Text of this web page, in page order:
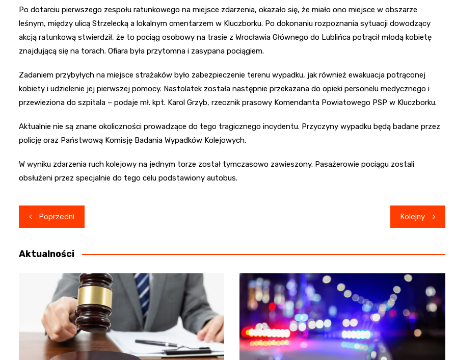
Po dotarciu pierwszego zespołu ratunkowego na miejsce zdarzenia, okazało się, że miało ono miejsce w obszarze
leśnym, między ulicą Strzelecką a lokalnym cmentarzem w Kluczborku. Po dokonaniu rozpoznania sytuacji dowodzący
akcją ratunkową stwierdził, że to pociąg osobowy na trasie z Wrocławia Głównego do Lublińca potrącił młodą kobietę
znajdującą się na torach. Ofiara była przytomna i zasypana pociągiem.
Zadaniem przybyłych na miejsce strażaków było zabezpieczenie terenu wypadku, jak również ewakuacja potrąconej
kobiety i udzielenie jej pierwszej pomocy. Nastolatek została następnie przekazana do opieki personelu medycznego i
przewieziona do szpitala – podaje mł. kpt. Karol Grzyb, rzecznik prasowy Komendanta Powiatowego PSP w Kluczborku.
Aktualnie nie są znane okoliczności prowadzące do tego tragicznego incydentu. Przyczyny wypadku będą badane przez
policję oraz Państwową Komisję Badania Wypadków Kolejowych.
W wyniku zdarzenia ruch kolejowy na jednym torze został tymczasowo zawieszony. Pasażerowie pociągu zostali
obsłużeni przez specjalnie do tego celu podstawiony autobus.
Nawigacja
wpisu
Poprzedni Kolejny
Aktualności